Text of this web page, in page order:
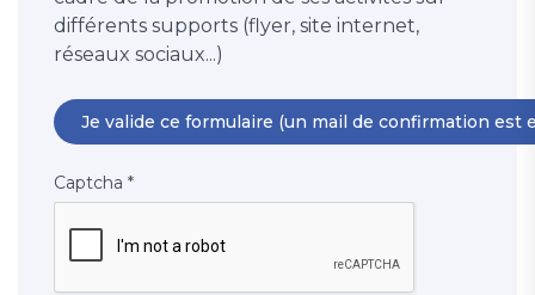
différents supports (flyer, site internet,
réseaux sociaux...)
Captcha *